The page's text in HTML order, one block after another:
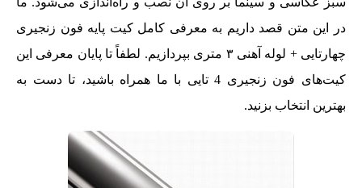
در این متن قصد داریم به معرفی کامل کیت پایه فون زنجیری
چهارتایی + لوله آهنی ٣ متری بپردازیم. لطفاً تا پایان معرفی این
کیت‌های فون زنجیری 4 تایی با ما همراه باشید، تا دست به
بهترین انتخاب بزنید.